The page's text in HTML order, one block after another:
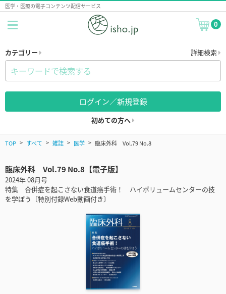
医学・医療の電子コンテンツ配信サービス
0
カテゴリー 詳細検索
ログイン／新規登録
初めての方へ
TOP すべて 雑誌 医学 臨床外科 Vol.79 No.8
臨床外科 Vol.79 No.8【電子版】
2024年 08月号
特集 合併症を起こさない食道癌手術！ ハイボリュームセンターの技
を学ぼう〔特別付録Web動画付き〕